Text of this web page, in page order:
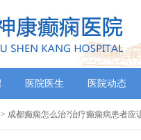
医院医生 医院动态
成都癫痫怎么治?治疗癫痫病患者应